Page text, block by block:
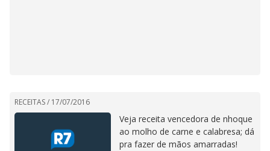
RECEITAS / 17/07/2016
Veja receita vencedora de nhoque
ao molho de carne e calabresa; dá
pra fazer de mãos amarradas!